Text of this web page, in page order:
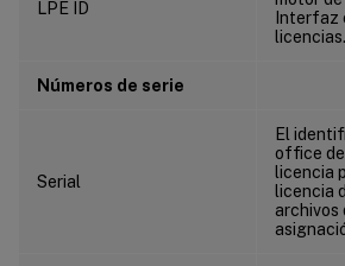
LPE ID
Interfaz
licencias.
Números de serie
Serial
El
office de
licencia
licencia
archivos